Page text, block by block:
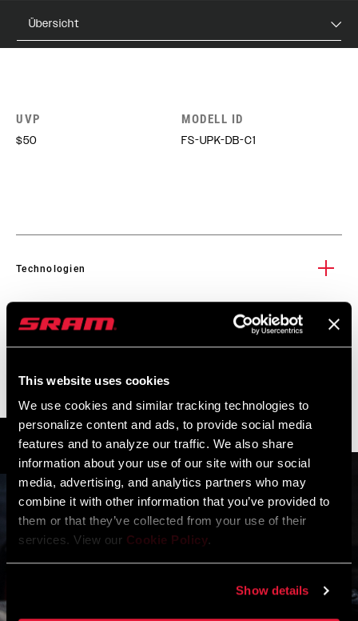
This website uses cookies
We use cookies and similar tracking technologies to
personalize content and ads, to provide social media
features and to analyze our traffic. We also share
information about your use of our site with our social
media, advertising, and analytics partners who may
combine it with other information that you’ve provided to
them or that they’ve collected from your use of their
services. View our Cookie Policy.
Show details
Übersicht
UVP
$50
MODELL ID
FS-UPK-DB-C1
Technologien
DebonAir
Tatsächlich werden damit Monarch- und Monarch Plus-
Dämpfer von Beginn an weicher denn je. Du magst das als
Schwäche betrachten, bis du dich mit der DebonAir auf die
Strecke begibst. Es wird eine nahtlose Verbindung zwischen
deinem Fahrrad und dem Terrain bestehen, denn dein mit
DebonAir ausgestatteter Dämpfer schluckt jeden einzelnen
Schlag, ohne dass dein Körper in Mitleidenschaft gezogen
wird. Bei derart weichen Schlägen kannst du noch mehr
Service
stehen alle Unterlagen zur Verfügung, die man für die
Einrichtung, Verwendung und Wartung der Komponenten
benötigt.
BESUCHEN SIE DIE PRODUKTSERVICE-SEITE
TRAILHEAD APP